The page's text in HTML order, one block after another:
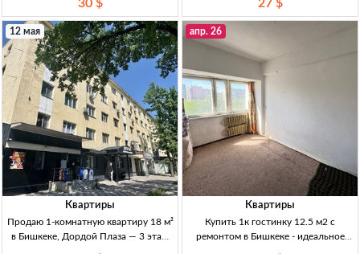
корид. типа, 17,2 м2, 4/5 эт; кирпич;
центр. отопл.; эл-во, вода; душ/
санузел об
30 $
гостинка, 12м², эт.2/4, неугл, секция
на 4 хозяина; Токтоналиева/
Джаманбаева; теплая, светлая, у
27 $
12 мая
Квартиры
Продаю 1-комнатную квартиру 18 м²
в Бишкеке, Дордой Плаза — 3 этаж
апр. 26
Квартиры
Купить 1к гостинку 12.5 м2 с
ремонтом в Бишкеке - идеальное